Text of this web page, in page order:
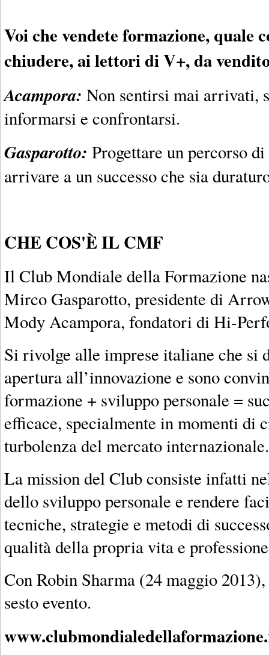
Voi che vendete formazione, quale
chiudere, ai lettori di V+, da
Acampora: Non sentirsi mai arrivati,
informarsi e confrontarsi.
Gasparotto: Progettare un percorso
arrivare a un successo che sia
CHE COS'È IL CMF
Il Club Mondiale della Formazione
Mirco Gasparotto, presidente di
Mody Acampora, fondatori di Hi-
Si rivolge alle imprese italiane che si
apertura all’innovazione e sono
formazione + sviluppo personale =
efficace, specialmente in momenti di
turbolenza del mercato internazionale.
La mission del Club consiste infatti
dello sviluppo personale e rendere
tecniche, strategie e metodi di
qualità della propria vita e
Con Robin Sharma (24 maggio
sesto evento.